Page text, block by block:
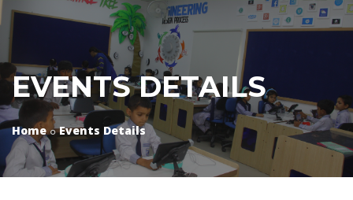
EVENTS DETAILS
Home Events Details